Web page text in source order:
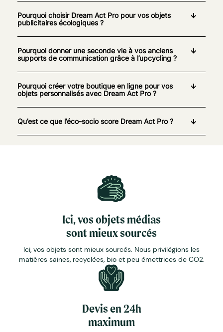
Pourquoi choisir Dream Act Pro pour vos objets
publicitaires écologiques ?
Pourquoi donner une seconde vie à vos anciens
supports de communication grâce à l’upcycling ?
Pourquoi créer votre boutique en ligne pour vos
objets personnalisés avec Dream Act Pro ?
Qu’est ce que l’éco-socio score Dream Act Pro ?
Ici, vos objets médias
sont mieux sourcés
Ici, vos objets sont mieux sourcés. Nous privilégions les
matières saines, recyclées, bio et peu émettrices de CO2.
Devis en 24h
maximum